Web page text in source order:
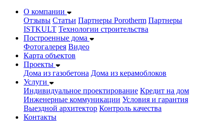
О компании
Отзывы Статьи Партнеры Porotherm Партнеры
ISTKULT Технологии строительства
Построенные дома
Фотогалерея Видео
Карта объектов
Проекты
Дома из газобетонa Дома из керамоблоков
Услуги
Индивидуальное проектирование Кредит на дом
Инженерные коммуникации Условия и гарантия
Выездной архитектор Контроль качества
Контакты